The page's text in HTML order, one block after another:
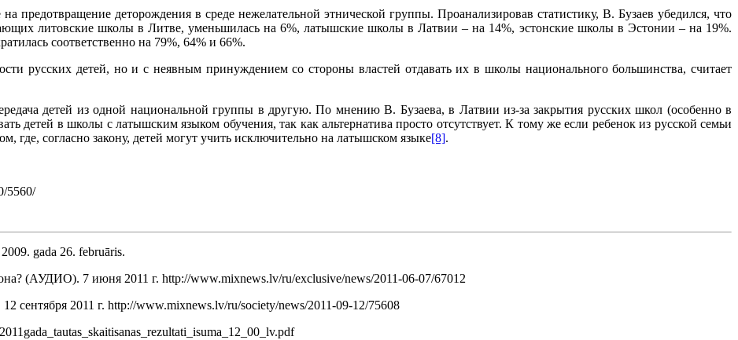
предотвращение деторождения в среде нежелательной этнической группы. Проанализировав статистику, В. Бузаев убедился, что
литовские школы в Литве, уменьшилась на 6%, латышские школы в Латвии – на 14%, эстонские школы в Эстонии – на 19%.
соответственно на 79%, 64% и 66%.
русских детей, но и с неявным принуждением со стороны властей отдавать их в школы национального большинства, считает
детей из одной национальной группы в другую. По мнению В. Бузаева, в Латвии из-за закрытия русских школ (особенно в
детей в школы с латышским языком обучения, так как альтернатива просто отсутствует. К тому же если ребенок из русской семьи
где, согласно закону, детей могут учить исключительно на латышском языке[8].
5560/
gada 26. februāris.
(АУДИО). 7 июня 2011 г. http://www.mixnews.lv/ru/exclusive/news/2011-06-07/67012
сентября 2011 г. http://www.mixnews.lv/ru/society/news/2011-09-12/75608